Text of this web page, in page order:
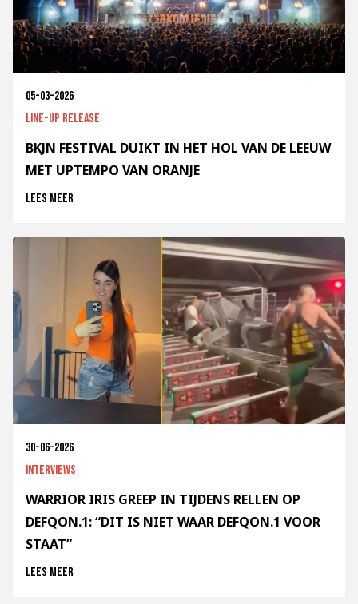
05-03-2026
Line-up release
BKJN FESTIVAL DUIKT IN HET HOL VAN DE LEEUW
MET UPTEMPO VAN ORANJE
Lees meer
30-06-2026
Interviews
WARRIOR IRIS GREEP IN TIJDENS RELLEN OP
DEFQON.1: “DIT IS NIET WAAR DEFQON.1 VOOR
STAAT”
Lees meer